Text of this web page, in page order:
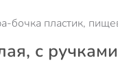
бочка пластик,
с